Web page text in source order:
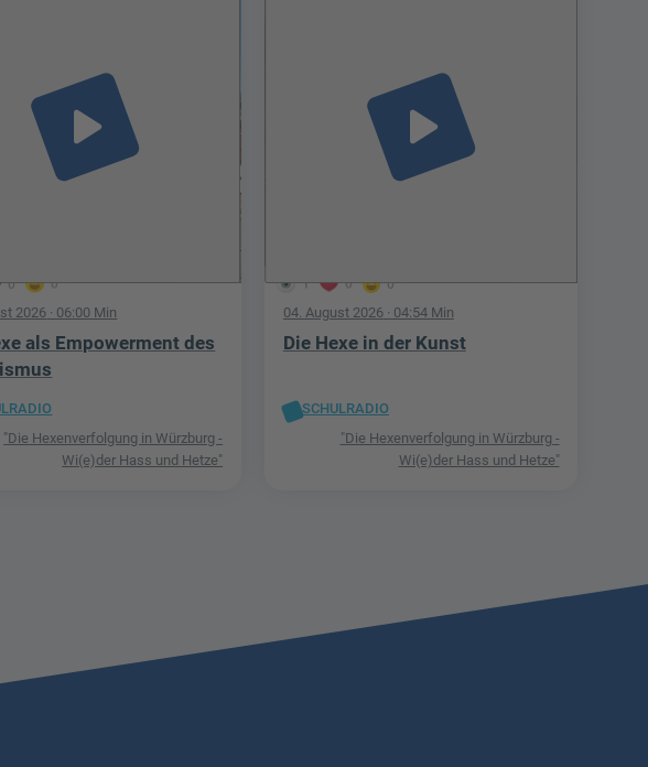
0 0
play_arrow
2026 · 06:00 Min
als Empowerment des
"Die Hexenverfolgung in Würzburg -
Wi(e)der Hass und Hetze"
1 0 0
play_arrow
04. August 2026· 04:54 Min
Die Hexe in der Kunst
SCHULRADIO
"Die Hexenverfolgung in Würzburg -
Wi(e)der Hass und Hetze"